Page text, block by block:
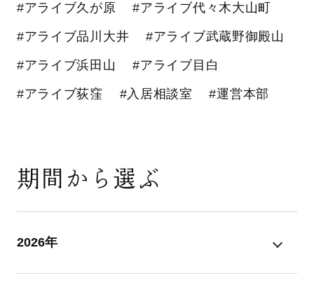
#アライブ久が原 #アライブ代々木大山町
#アライブ品川大井 #アライブ武蔵野御殿山
#アライブ浜田山 #アライブ目白
#アライブ荻窪 #入居相談室 #運営本部
期間から選ぶ
2026年